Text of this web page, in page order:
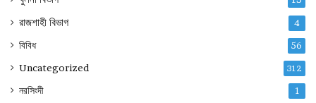
রাজশাহী বিভাগ 4
বিবিধ 56
Uncategorized 312
নরসিংদী 1